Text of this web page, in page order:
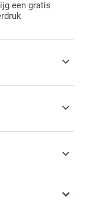
een gratis
en exclusief